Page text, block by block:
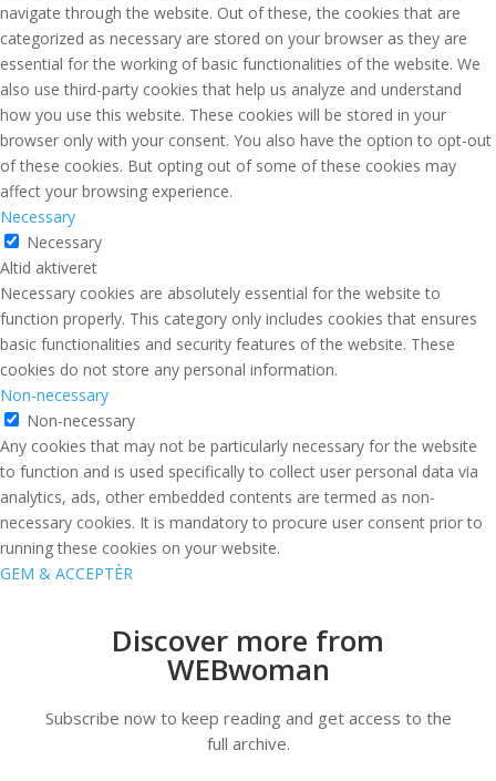
navigate through the website. Out of these, the cookies that are
categorized as necessary are stored on your browser as they are
essential for the working of basic functionalities of the website. We
also use third-party cookies that help us analyze and understand
how you use this website. These cookies will be stored in your
browser only with your consent. You also have the option to opt-out
of these cookies. But opting out of some of these cookies may
affect your browsing experience.
Necessary
Necessary
Altid aktiveret
Necessary cookies are absolutely essential for the website to
function properly. This category only includes cookies that ensures
basic functionalities and security features of the website. These
cookies do not store any personal information.
Non-necessary
Non-necessary
Any cookies that may not be particularly necessary for the website
to function and is used specifically to collect user personal data via
analytics, ads, other embedded contents are termed as non-
necessary cookies. It is mandatory to procure user consent prior to
running these cookies on your website.
GEM & ACCEPTÈR
Discover more from
WEBwoman
Subscribe now to keep reading and get access to the
full archive.